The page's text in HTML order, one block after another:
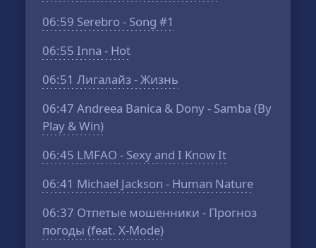
06:59 Serebro - Song #1
06:55 Inna - Hot
06:51 Лигалайз - Жизнь
06:47 Andreea Banica & Dony - Samba (By
Play & Win)
06:45 LMFAO - Sexy and I Know It
06:41 Michael Jackson - Human Nature
06:37 Отпетые мошенники - Прогноз
погоды (feat. X-Mode)